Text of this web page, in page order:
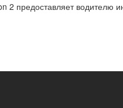
2 предоставляет